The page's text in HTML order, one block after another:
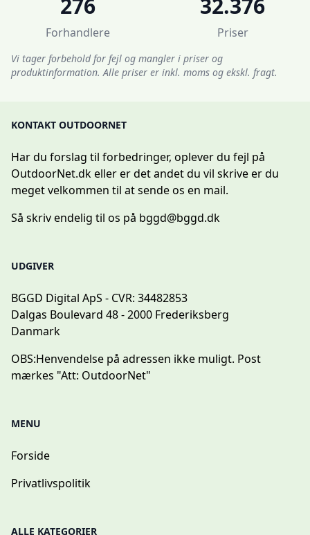
276
Forhandlere
32.376
Priser
Vi tager forbehold for fejl og mangler i priser og
produktinformation. Alle priser er inkl. moms og ekskl. fragt.
KONTAKT OUTDOORNET
Har du forslag til forbedringer, oplever du fejl på
OutdoorNet.dk eller er det andet du vil skrive er du
meget velkommen til at sende os en mail.
Så skriv endelig til os på bggd@bggd.dk
UDGIVER
BGGD Digital ApS - CVR: 34482853
Dalgas Boulevard 48 - 2000 Frederiksberg
Danmark
OBS:Henvendelse på adressen ikke muligt. Post
mærkes "Att: OutdoorNet"
MENU
Forside
Privatlivspolitik
ALLE KATEGORIER